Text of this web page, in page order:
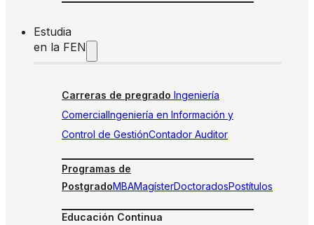
Estudia
en la FEN
Carreras de pregrado Ingeniería
ComercialIngeniería en Información y
Control de GestiónContador Auditor
Programas de
PostgradoMBAMagísterDoctoradosPostítulos
Educación Continua